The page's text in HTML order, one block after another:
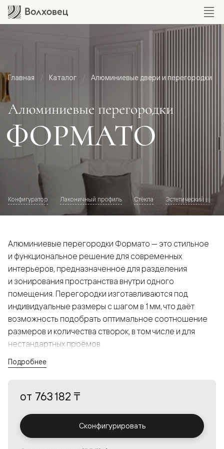
Главная Каталог Алюминиевые двери и перегородки
Алюминиевые перегородки
ФОРМАТО
Конфигуратор Лаконичный профиль Стёкла Эстетический
Алюминиевые перегородки Формато — это стильное
и функциональное решение для современных
интерьеров, предназначенное для разделения
и зонирования пространства внутри одного
помещения. Перегородки изготавливаются под
индивидуальные размеры с шагом в 1 мм, что даёт
возможность подобрать оптимальное соотношение
размеров и количества створок, в том числе и для
нестандартных проёмов.
а большой выбор вставок из стекла с различными
решения в интерьере и варьировать освещённость.
Подробнее
от 763 182 ₸
Сконфигурировать